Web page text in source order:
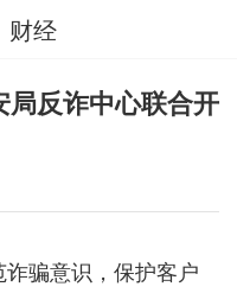
财经
反诈中心联合开
骗意识，保护客户